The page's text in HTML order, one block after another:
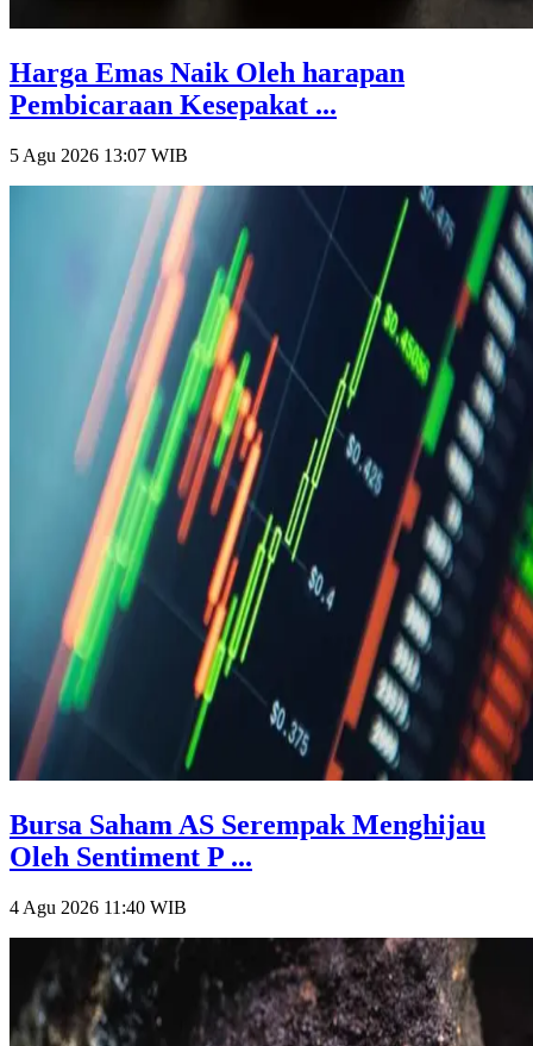
Harga Emas Naik Oleh harapan
Pembicaraan Kesepakat ...
5 Agu 2026 13:07 WIB
Bursa Saham AS Serempak Menghijau
Oleh Sentiment P ...
4 Agu 2026 11:40 WIB